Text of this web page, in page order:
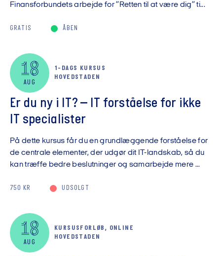
Finansforbundets arbejde for ”Retten til at være dig” ti...
GRATIS ÅBEN
18
AUG
1-DAGS KURSUS
HOVEDSTADEN
Er du ny i IT? – IT forståelse for ikke
IT specialister
På dette kursus får du en grundlæggende forståelse for
de centrale elementer, der udgør dit IT-landskab, så du
kan træffe bedre beslutninger og samarbejde mere ...
750 KR UDSOLGT
18
AUG
KURSUSFORLØB, ONLINE
HOVEDSTADEN